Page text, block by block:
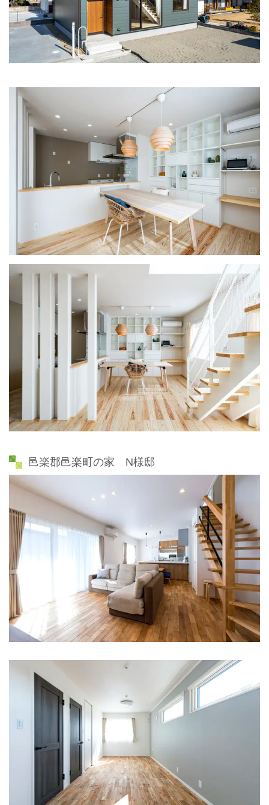
邑楽郡邑楽町の家 N様邸